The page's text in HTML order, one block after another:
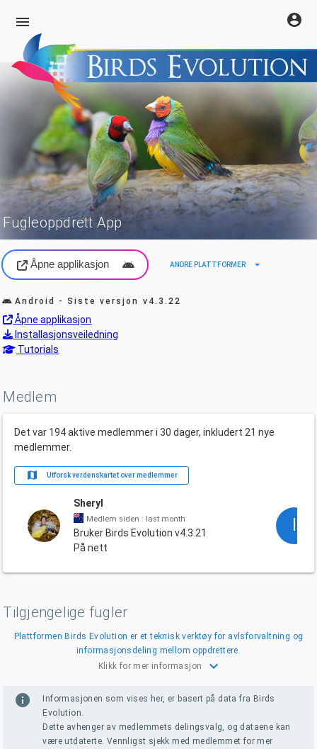
menu account_circle
Fugleoppdrett App
Åpne applikasjon ANDRE PLATTFORMER arrow_drop_down
Android - Siste versjon v4.3.22
Åpne applikasjon
Installasjonsveiledning
Tutorials
Medlem
Det var 194 aktive medlemmer i 30 dager, inkludert 21 nye
medlemmer.
map Utforsk verdenskartet over medlemmer
Sheryl
Medlem siden : last month
Bruker Birds Evolution v4.3.21
På nett
Tilgjengelige fugler
Plattformen Birds Evolution er et teknisk verktøy for avlsforvaltning og
informasjonsdeling mellom oppdrettere.
Klikk for mer informasjon
expand_more
info
Informasjonen som vises her, er basert på data fra Birds
Evolution.
Dette avhenger av medlemmets delingsvalg, og dataene kan
være utdaterte. Vennligst sjekk med medlemmet for mer